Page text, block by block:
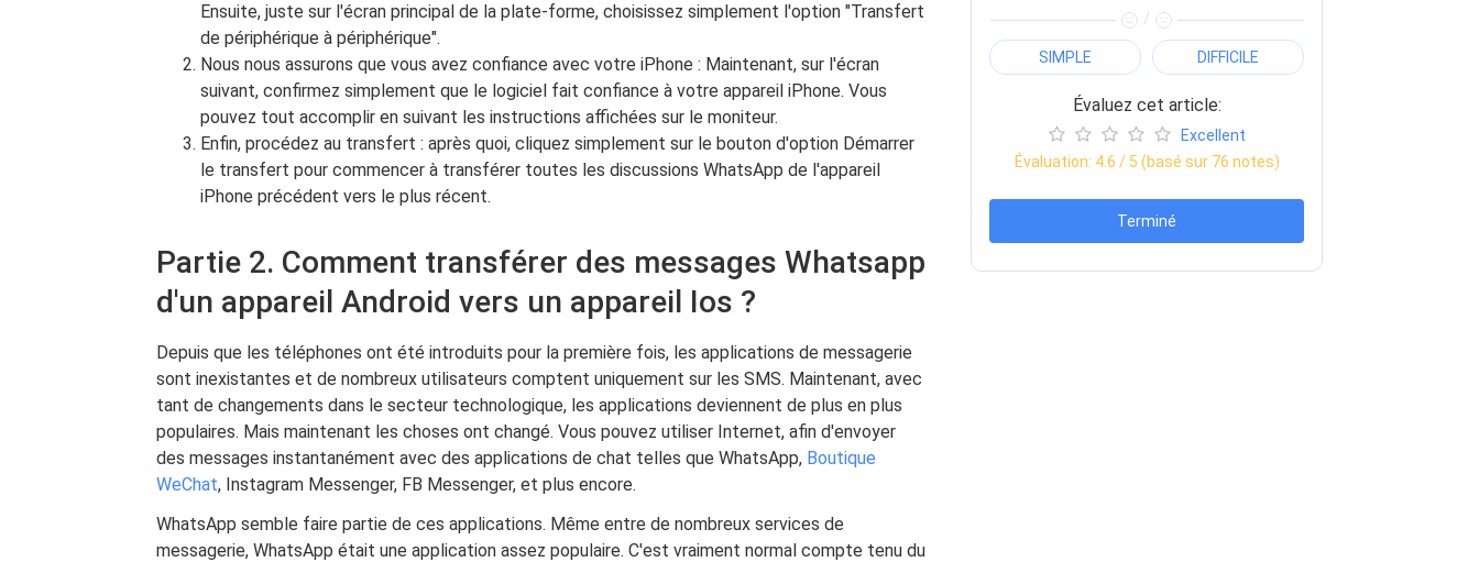
Ensuite, juste sur l'écran principal de la plate-forme, choisissez simplement l'option "Transfert
de périphérique à périphérique".
Nous nous assurons que vous avez confiance avec votre iPhone : Maintenant, sur l'écran
suivant, confirmez simplement que le logiciel fait confiance à votre appareil iPhone. Vous
pouvez tout accomplir en suivant les instructions affichées sur le moniteur.
Enfin, procédez au transfert : après quoi, cliquez simplement sur le bouton d'option Démarrer
le transfert pour commencer à transférer toutes les discussions WhatsApp de l'appareil
iPhone précédent vers le plus récent.
Partie 2. Comment transférer des messages Whatsapp
d'un appareil Android vers un appareil Ios ?
Depuis que les téléphones ont été introduits pour la première fois, les applications de messagerie
sont inexistantes et de nombreux utilisateurs comptent uniquement sur les SMS. Maintenant, avec
tant de changements dans le secteur technologique, les applications deviennent de plus en plus
populaires. Mais maintenant les choses ont changé. Vous pouvez utiliser Internet, afin d'envoyer
des messages instantanément avec des applications de chat telles que WhatsApp, Boutique
WeChat, Instagram Messenger, FB Messenger, et plus encore.
WhatsApp semble faire partie de ces applications. Même entre de nombreux services de
messagerie, WhatsApp était une application assez populaire. C'est vraiment normal compte tenu du
/
SIMPLE DIFFICILE
Évaluez cet article:
Excellent
Évaluation: 4.6 / 5 (basé sur 76 notes)
Terminé